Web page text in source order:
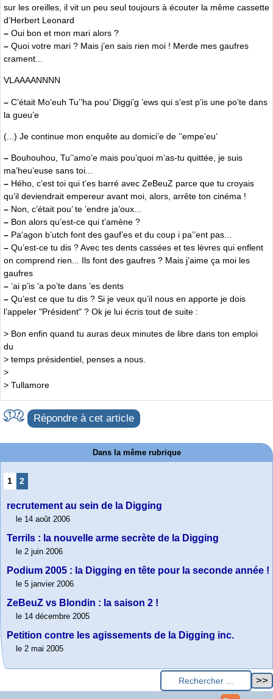
sur les oreilles, il vit un peu seul toujours à écouter la même cassette
d’Herbert Leonard
– Oui bon et mon mari alors ?
– Quoi votre mari ? Mais j’en sais rien moi ! Merde mes gaufres
crament...
VLAAAANNNN
– C’était Mo’euh Tu’’ha pou’ Diggi’g ’ews qui s’est p’is une po’te dans
la gueu’e
(...) Je continue mon enquête au domici’e de ’’empe’eu’
– Bouhouhou, Tu’’amo’e mais pou’quoi m’as-tu quittée, je suis
ma’heu’euse sans toi...
– Hého, c’est toi qui t’es barré avec ZeBeuZ parce que tu croyais
qu’il deviendrait empereur avant moi, alors, arrête ton cinéma !
– Non, c’était pou’ te ’endre ja’oux...
– Bon alors qu’est-ce qui t’amène ?
– Pa’agon b’utch font des gauf’es et du coup i pa’’ent pas...
– Qu’est-ce tu dis ? Avec tes dents cassées et tes lèvres qui enflent
on comprend rien... Ils font des gaufres ? Mais j’aime ça moi les
gaufres
– ’ai p’is ’a po’te dans ’es dents
– Qu’est ce que tu dis ? Si je veux qu’il nous en apporte je dois
l’appeler "Président" ? Ok je lui écris tout de suite :
> Bon enfin quand tu auras deux minutes de libre dans ton emploi
du
> temps présidentiel, penses a nous.
>
> Tullamore
Répondre à cet article
Dans la même rubrique
1 2
recrutement au sein de la Digging
le 14 août 2006
Terrils : la nouvelle arme secrète de la Digging
le 2 juin 2006
Podium 2005 : la Digging en tête pour la seconde année !
le 5 janvier 2006
ZeBeuZ vs Blondin : la saison 2 !
le 14 décembre 2005
Petition contre les agissements de la Digging inc.
le 2 mai 2005